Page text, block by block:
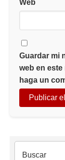
Web
Guardar mi
web en
haga un
Buscar